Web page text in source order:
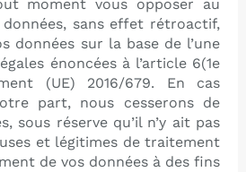
moment vous opposer au
sans effet rétroactif,
données sur la base de l’une
énoncées à l’article 6(1e
(UE) 2016/679. En cas
part, nous cesserons de
sous réserve qu’il n’y ait pas
et légitimes de traitement
de vos données à des fins